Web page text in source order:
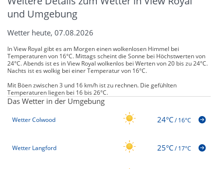
und Umgebung
Wetter heute, 07.08.2026
In View Royal gibt es am Morgen einen wolkenlosen Himmel bei
Temperaturen von 16°C. Mittags scheint die Sonne bei Höchstwerten von
24°C. Abends ist es in View Royal wolkenlos bei Werten von 20 bis zu 24°C.
Nachts ist es wolkig bei einer Temperatur von 16°C.
Mit Böen zwischen 3 und 16 km/h ist zu rechnen. Die gefühlten
Temperaturen liegen bei 16 bis 26°C.
Das Wetter in der Umgebung
Wetter Colwood 24°C/16°C
Wetter Langford 25°C/17°C